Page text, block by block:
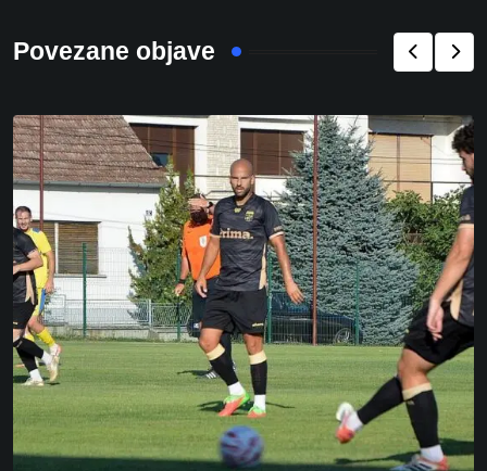
Povezane objave